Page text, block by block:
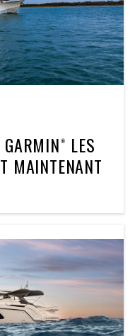
LES
MAINTENANT